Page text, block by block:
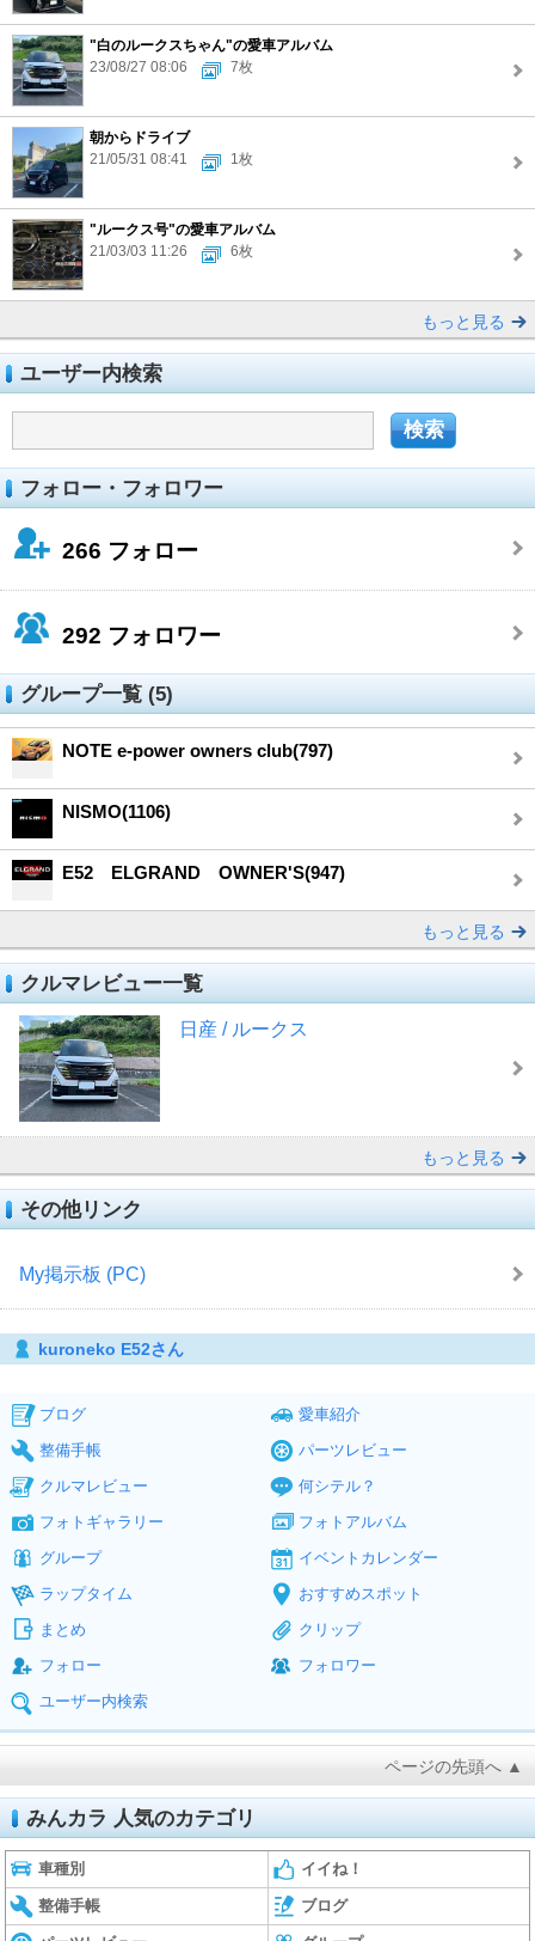
"白のルークスちゃん"の愛車アルバム
23/08/27 08:06
7枚
朝からドライブ
21/05/31 08:41
1枚
"ルークス号"の愛車アルバム
21/03/03 11:26
6枚
もっと見る
ユーザー内検索
フォロー・フォロワー
266 フォロー
292 フォロワー
グループ一覧 (5)
NOTE e-power owners club(797)
NISMO(1106)
E52 ELGRAND OWNER'S(947)
もっと見る
クルマレビュー一覧
日産 / ルークス
もっと見る
その他リンク
My掲示板 (PC)
kuroneko E52さん
ブログ
愛車紹介
整備手帳
パーツレビュー
クルマレビュー
何シテル？
フォトギャラリー
フォトアルバム
グループ
イベントカレンダー
ラップタイム
おすすめスポット
まとめ
クリップ
フォロー
フォロワー
ユーザー内検索
ページの先頭へ ▲
みんカラ 人気のカテゴリ
車種別 イイね！
整備手帳 ブログ